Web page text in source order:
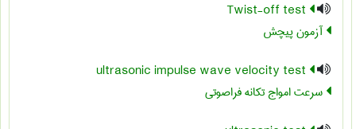
آزمون پیچش
سرعت امواج تکانه فراصوتی